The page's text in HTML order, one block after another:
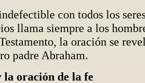
con todos los
llama siempre a los
la oración se
padre Abraham.
la oración de la fe